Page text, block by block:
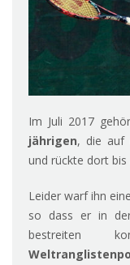
Im Juli 2017
jährigen, die auf
und rückte dort
Leider warf ihn
so dass er in
bestreiten